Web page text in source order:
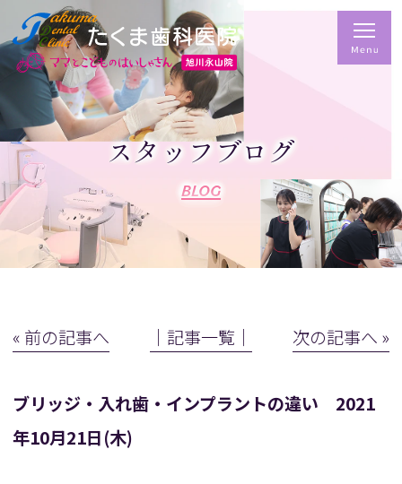
スタッフブログ
BLOG
« 前の記事へ │記事一覧│ 次の記事へ »
ブリッジ・入れ歯・インプラントの違い 2021
年10月21日(木)